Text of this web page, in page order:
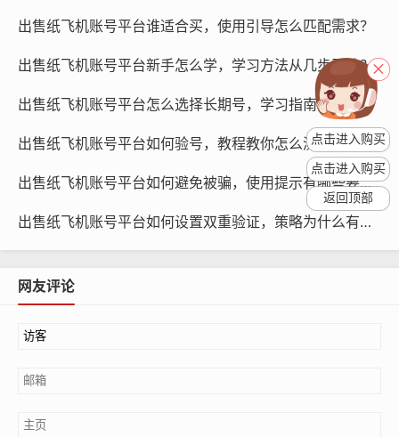
渠道通常具有更好的信誉和服务质量,可以确保账号的安全
性和稳定性。
（2）信誉良好的第三方平台：如果官方渠道暂时无法购
买，可以选择信誉良好的第三方平台，这些平台通常有良
好的口碑和售后服务,可以降低账号购买的风险。
（3）熟人推荐：在购买纸飞机账号时，可以向身边的朋
友、同事或信任的商家寻求推荐，这些推荐通常具有较高
的可信度,可以降低账号购买的风险。
注意账号安全
出售纸飞机账号平台谁适合买，使用引导怎么匹配需求？
出售纸飞机账号平台新手怎么学，学习方法从几步开始？
出售纸飞机账号平台怎么选择长期号，学习指南怎么判断？
出售纸飞机账号平台如何验号，教程教你怎么测真伪？
出售纸飞机账号平台如何避免被骗，使用提示有哪些要点？
出售纸飞机账号平台如何设置双重验证，策略为什么有效？
网友评论
点击进入购买
点击进入购买
返回顶部